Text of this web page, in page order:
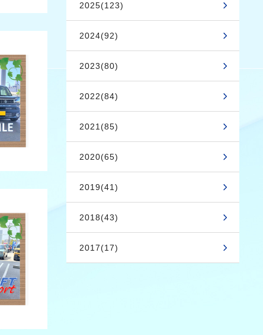
2025(123)
2024(92)
2023(80)
2022(84)
2021(85)
2020(65)
2019(41)
2018(43)
2017(17)